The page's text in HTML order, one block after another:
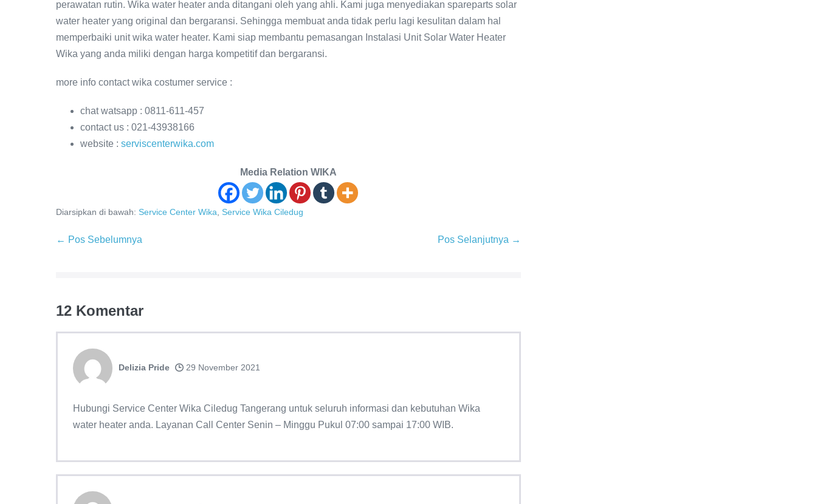
perawatan rutin. Wika water heater anda ditangani oleh yang ahli. Kami juga menyediakan spareparts solar
water heater yang original dan bergaransi. Sehingga membuat anda tidak perlu lagi kesulitan dalam hal
memperbaiki unit wika water heater. Kami siap membantu pemasangan Instalasi Unit Solar Water Heater
Wika yang anda miliki dengan harga kompetitif dan bergaransi.
more info contact wika costumer service :
chat watsapp : 0811-611-457
contact us : 021-43938166
website : serviscenterwika.com
Media Relation WIKA
Diarsipkan di bawah: Service Center Wika Service Wika Ciledug
Navigasi
← Pos Sebelumnya Pos Selanjutnya →
12 Komentar
Delizia Pride 29 November 2021
Hubungi Service Center Wika Ciledug Tangerang untuk seluruh informasi dan kebutuhan Wika
water heater anda. Layanan Call Center Senin – Minggu Pukul 07:00 sampai 17:00 WIB.